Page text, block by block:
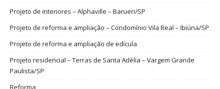
Projeto de interiores – Alphaville – Barueri/SP
Projeto de reforma e ampliação – Condomínio Vila Real – Ibiúna/SP
Projeto de reforma e ampliação de edícula
Projeto residencial – Terras de Santa Adélia – Vargem Grande
Paulista/SP
Reforma